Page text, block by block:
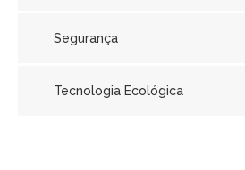
Segurança
Tecnologia Ecológica